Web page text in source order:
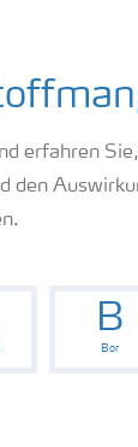
erfahren
den
B
Bor